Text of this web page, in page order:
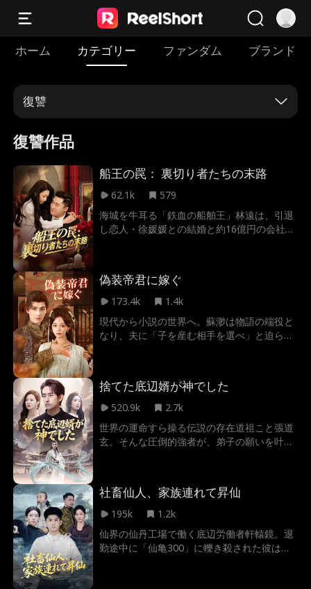
ホーム カテゴリー ファンダム ブランド
復讐
復讐作品
船王の罠： 裏切り者たちの末路
62.1k
579
海城を牛耳る「鉄血の船舶王」林遠は、引退
し恋人・徐媛媛との結婚と約16億円の会社譲
た林遠は結婚式で二人の不貞を公開処刑し、
巧妙な策で約38億円の負債を負わせる。裏切
り者たちを破滅へ追い込む壮絶な復讐劇。
偽装帝君に嫁ぐ
173.4k
1.4k
現代から小説の世界へ。蘇渺は物語の端役と
なり、夫に「子を産む相手を選べ」と迫ら
に帝王の寵愛を利用し、虐げる夫へ復讐し悲
恋エンドを覆す。だが、氷の太子の視線が次
第に熱を帯び、先に堕ちたのは誰なのか。
捨てた底辺婿が神でした
520.9k
2.7k
世界の運命すら操る伝説の存在道祖こと張道
玄。そんな圧倒的強者が、弟子の願いを叶え
され、家政婦としてこき使われる日々。しか
し約束の期限が過ぎ、彼が無言で去った瞬
次々と降りかかる絶望的な不運に、ついに自
身の愚かさを知った元妻が泣きついてくる
社畜仙人、家族連れて昇仙
195k
1.2k
仙界の仙丹工場で働く底辺労働者軒轅鏡。退
勤途中に「仙亀300」に轢き殺された彼は、